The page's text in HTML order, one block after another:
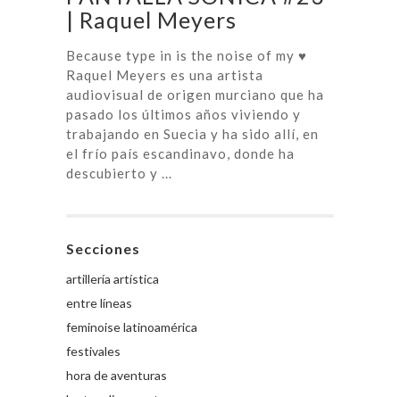
| Raquel Meyers
Because type in is the noise of my ♥
Raquel Meyers es una artista
audiovisual de origen murciano que ha
pasado los últimos años viviendo y
trabajando en Suecia y ha sido allí, en
el frío país escandinavo, donde ha
descubierto y ...
Secciones
artillería artística
entre líneas
feminoise latinoamérica
festivales
hora de aventuras